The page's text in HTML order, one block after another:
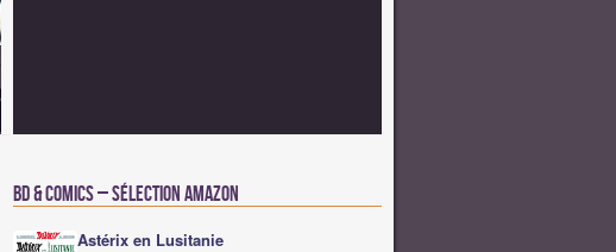
BD & Comics – Sélection Amazon
Astérix en Lusitanie